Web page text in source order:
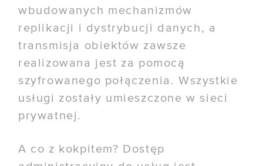
wbudowanych mechanizmów
replikacji i dystrybucji danych, a
transmisja obiektów zawsze
realizowana jest za pomocą
szyfrowanego połączenia. Wszystkie
usługi zostały umieszczone w sieci
prywatnej.
A co z kokpitem? Dostęp